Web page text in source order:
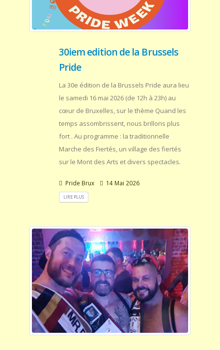
30iem edition de la Brussels
Pride
La 30e édition de la Brussels Pride aura lieu
le samedi 16 mai 2026 (de 12h à 23h) au
cœur de Bruxelles, sur le thème Quand les
temps assombrissent, nous brillons plus
fort . Au programme : la traditionnelle
Marche des Fiertés, un village des fiertés
sur le Mont des Arts et divers spectacles.
Pride Brux 14 Mai 2026
LIRE PLUS